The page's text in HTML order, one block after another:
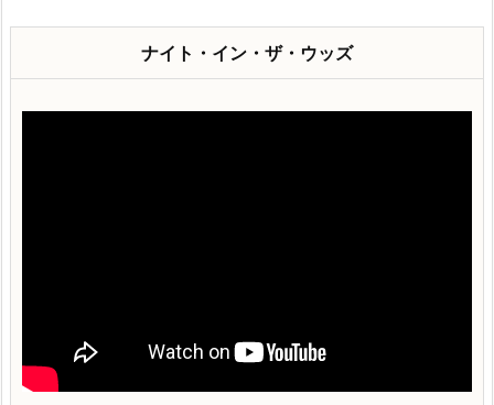
ナイト・イン・ザ・ウッズ